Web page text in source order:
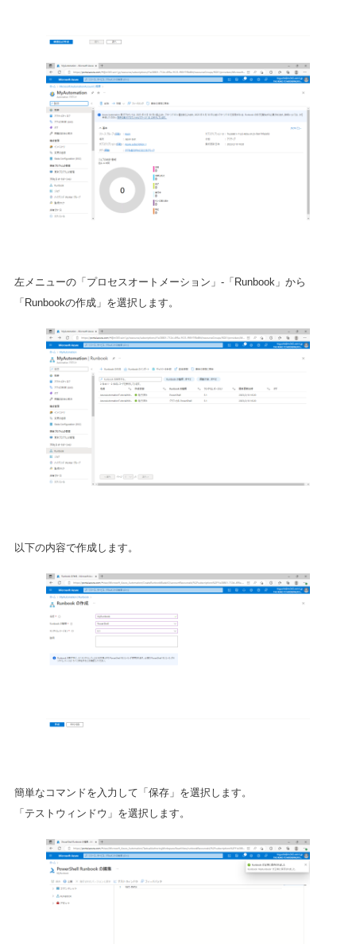
左メニューの「プロセスオートメーション」-「Runbook」から
「Runbookの作成」を選択します。
以下の内容で作成します。
簡単なコマンドを入力して「保存」を選択します。
「テストウィンドウ」を選択します。